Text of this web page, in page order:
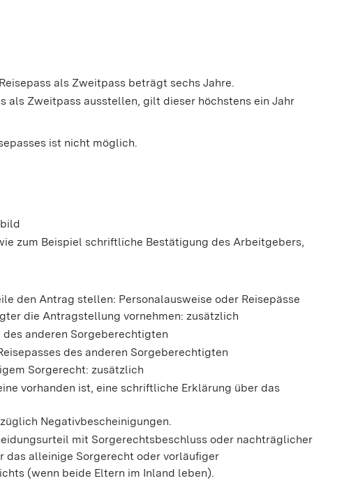
als Zweitpass beträgt sechs Jahre.
als Zweitpass ausstellen, gilt dieser höchstens ein Jahr
ist nicht möglich.
zum Beispiel schriftliche Bestätigung des Arbeitgebers,
den Antrag stellen: Personalausweise oder Reisepässe
die Antragstellung vornehmen: zusätzlich
anderen Sorgeberechtigten
des anderen Sorgeberechtigten
Sorgerecht: zusätzlich
vorhanden ist, eine schriftliche Erklärung über das
Negativbescheinigungen.
mit Sorgerechtsbeschluss oder nachträglicher
das alleinige Sorgerecht oder vorläufiger
(wenn beide Eltern im Inland leben).